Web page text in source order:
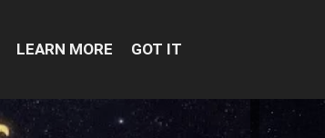
LEARN MORE GOT IT